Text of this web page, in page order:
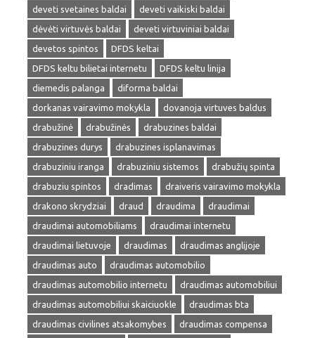
deveti svetaines baldai
deveti vaikiski baldai
dėvėti virtuvės baldai
deveti virtuviniai baldai
devetos spintos
DFDS keltai
DFDS keltu bilietai internetu
DFDS keltu linija
diemedis palanga
diforma baldai
dorkanas vairavimo mokykla
dovanoja virtuves baldus
drabužinė
drabužinės
drabuzines baldai
drabuzines durys
drabuzines isplanavimas
drabuziniu iranga
drabuziniu sistemos
drabužių spinta
drabuziu spintos
dradimas
draiveris vairavimo mokykla
drakono skrydziai
draud draudima
draudimai
draudimai automobiliams
draudimai internetu
draudimai lietuvoje
draudimas
draudimas anglijoje
draudimas auto
draudimas automobilio
draudimas automobilio internetu
draudimas automobiliui
draudimas automobiliui skaiciuokle
draudimas bta
draudimas civilines atsakomybes
draudimas compensa